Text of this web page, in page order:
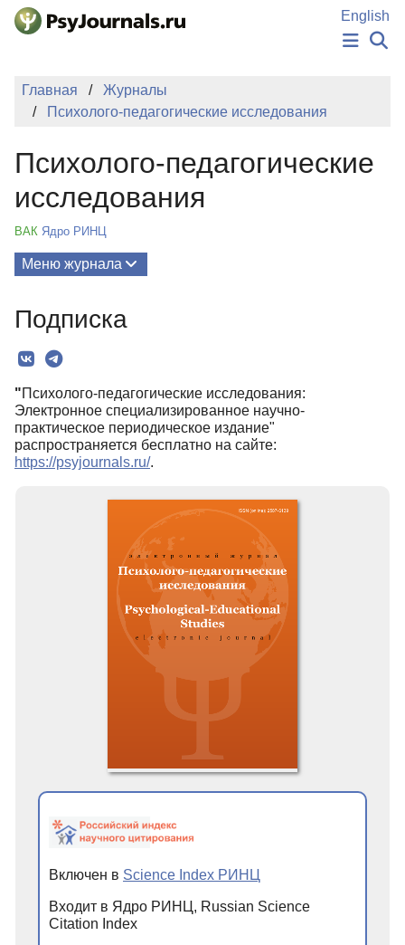
Перейти к основному содержанию
English
НОВОСТИ
БАЗА ЗНАНИЙ
Регистрация
Главная
Журналы
Психолого-педагогические исследования
Психолого-педагогические
исследования
ВАК Ядро РИНЦ
Меню журнала
О Журнале
Миссия
Редколлегия
Редакционная политика
Индексирование
Подписка
"Психолого-педагогические исследования:
Электронное специализированное научно-
практическое периодическое издание"
распространяется бесплатно на сайте:
https://psyjournals.ru/.
Включен в Science Index РИНЦ
Входит в Ядро РИНЦ, Russian Science
Citation Index